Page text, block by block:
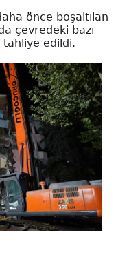
önce boşaltılan
çevredeki bazı
edildi.